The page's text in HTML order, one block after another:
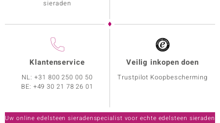
sieraden
Klantenservice
NL:+31 800 250 00 50
BE: +49 30 21 78 26 01
Veilig inkopen doen
Trustpilot Koopbescherming
Uw online edelsteen sieradenspecialist voor echte edelsteen sieraden